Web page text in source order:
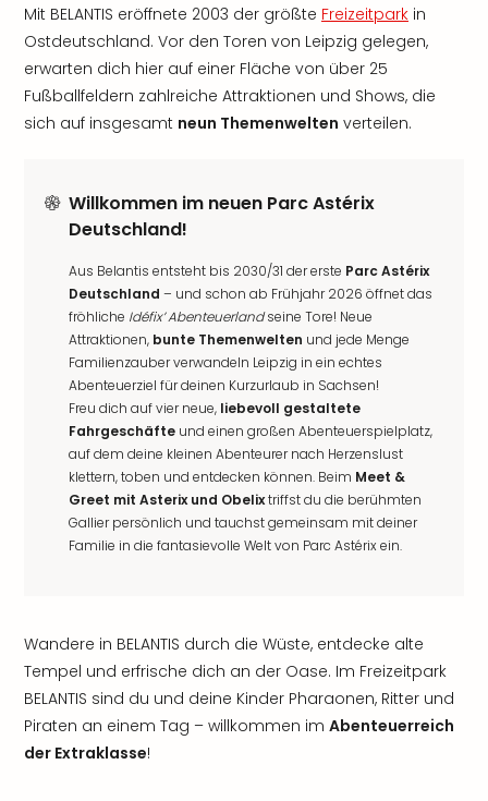
Mit BELANTIS eröffnete 2003 der größte Freizeitpark in
Ostdeutschland. Vor den Toren von Leipzig gelegen,
erwarten dich hier auf einer Fläche von über 25
Fußballfeldern zahlreiche Attraktionen und Shows, die
sich auf insgesamt neun Themenwelten verteilen.
Willkommen im neuen Parc Astérix
Deutschland!
Aus Belantis entsteht bis 2030/31 der erste Parc Astérix
Deutschland – und schon ab Frühjahr 2026 öffnet das
fröhliche Idéfix’ Abenteuerlandseine Tore! Neue
Attraktionen, bunte Themenwelten und jede Menge
Familienzauber verwandeln Leipzig in ein echtes
Abenteuerziel für deinen Kurzurlaub in Sachsen!
Freu dich auf vier neue, liebevoll gestaltete
Fahrgeschäfte und einen großen Abenteuerspielplatz,
auf dem deine kleinen Abenteurer nach Herzenslust
klettern, toben und entdecken können. Beim Meet &
Greet mit Asterix und Obelixtriffst du die berühmten
Gallier persönlich und tauchst gemeinsam mit deiner
Familie in die fantasievolle Welt von Parc Astérix ein.
Wandere in BELANTIS durch die Wüste, entdecke alte
Tempel und erfrische dich an der Oase. Im Freizeitpark
BELANTIS sind du und deine Kinder Pharaonen, Ritter und
Piraten an einem Tag – willkommen im Abenteuerreich
der Extraklasse!